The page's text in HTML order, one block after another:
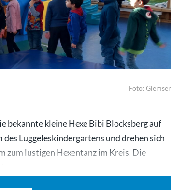
Foto: Glemser
bekannte kleine Hexe Bibi Blocksberg auf
Luggeleskindergartens und drehen sich
zum lustigen Hexentanz im Kreis. Die